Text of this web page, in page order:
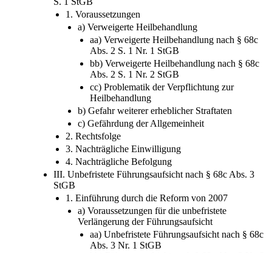
1. Voraussetzungen
a) Verweigerte Heilbehandlung
aa) Verweigerte Heilbehandlung nach § 68c
Abs. 2 S. 1 Nr. 1 StGB
bb) Verweigerte Heilbehandlung nach § 68c
Abs. 2 S. 1 Nr. 2 StGB
cc) Problematik der Verpflichtung zur
Heilbehandlung
b) Gefahr weiterer erheblicher Straftaten
c) Gefährdung der Allgemeinheit
2. Rechtsfolge
3. Nachträgliche Einwilligung
4. Nachträgliche Befolgung
III. Unbefristete Führungsaufsicht nach § 68c Abs. 3
StGB
1. Einführung durch die Reform von 2007
a) Voraussetzungen für die unbefristete
Verlängerung der Führungsaufsicht
aa) Unbefristete Führungsaufsicht nach § 68c
Abs. 3 Nr. 1 StGB